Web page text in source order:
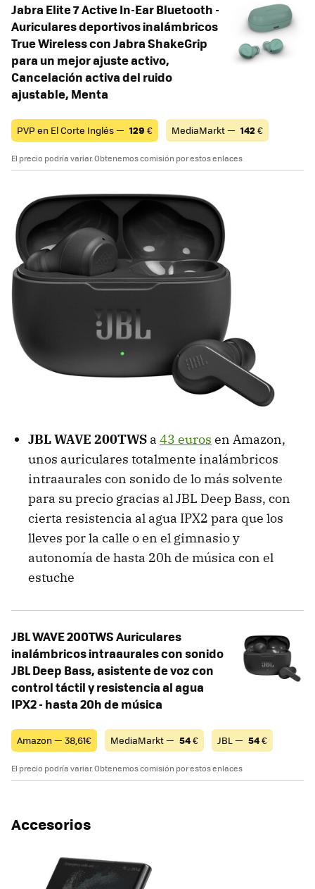
Jabra Elite 7 Active In-Ear Bluetooth -
Auriculares deportivos inalámbricos
True Wireless con Jabra ShakeGrip
para un mejor ajuste activo,
Cancelación activa del ruido
ajustable, Menta
PVP en El Corte Inglés — 129 € MediaMarkt — 142 €
El precio podría variar. Obtenemos comisión por estos enlaces
JBL WAVE 200TWS a 43 euros en Amazon,
unos auriculares totalmente inalámbricos
intraaurales con sonido de lo más solvente
para su precio gracias al JBL Deep Bass, con
cierta resistencia al agua IPX2 para que los
lleves por la calle o en el gimnasio y
autonomía de hasta 20h de música con el
estuche
JBL WAVE 200TWS Auriculares
inalámbricos intraaurales con sonido
JBL Deep Bass, asistente de voz con
control táctil y resistencia al agua
IPX2 - hasta 20h de música
Amazon — 38,61€ MediaMarkt — 54€ JBL — 54€
El precio podría variar. Obtenemos comisión por estos enlaces
Accesorios